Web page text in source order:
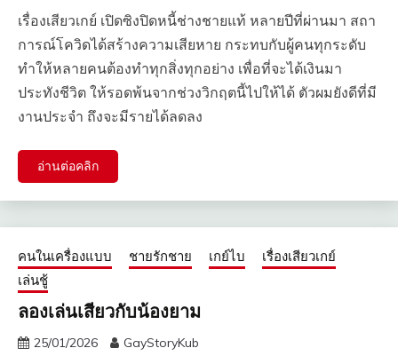
เรื่องเสียวเกย์ เปิดซิงปิดหนี้ช่างชายแท้ หลายปีที่ผ่านมา สถา
การณ์โควิดได้สร้างความเสียหาย กระทบกับผู้คนทุกระดับ
ทำให้หลายคนต้องทำทุกสิ่งทุกอย่าง เพื่อที่จะได้เงินมา
ประทังชีวิต ให้รอดพ้นจากช่วงวิกฤตนี้ไปให้ได้ ตัวผมยังดีที่มี
งานประจำ ถึงจะมีรายได้ลดลง
อ่านต่อคลิก
คนในเครื่องแบบ ชายรักชาย เกย์ไบ
เรื่องเสียวเกย์
เล่นชู้
ลองเล่นเสียวกับน้องยาม
25/01/2026 GayStoryKub